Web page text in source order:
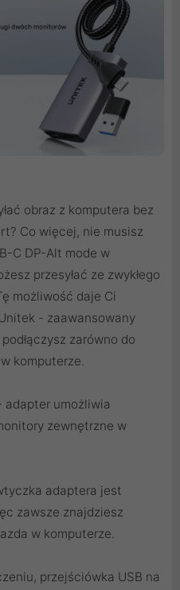
obraz z komputera bez
Co więcej, nie musisz
C DP-Alt mode w
przesyłać ze zwykłego
możliwość daje Ci
- zaawansowany
zarówno do
komputerze.
adapter umożliwia
zewnętrzne w
adaptera jest
zawsze znajdziesz
w komputerze.
przejściówka USB na